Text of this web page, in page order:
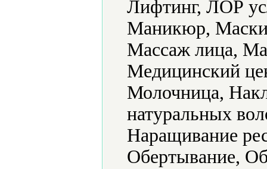
Лифтинг, ЛОР
Маникюр,
Массаж лица,
Медицинский
Молочница,
натуральных
Наращивание
Обертывание,